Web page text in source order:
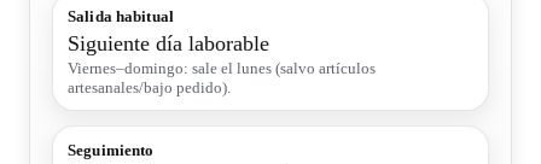
Salida habitual
Siguiente día laborable
Viernes–domingo: sale el lunes (salvo artículos
artesanales/bajo pedido).
Seguimiento